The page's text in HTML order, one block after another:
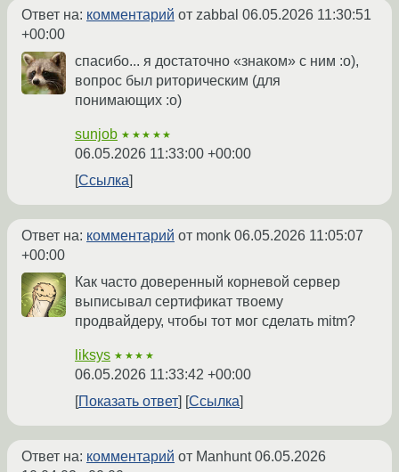
Ответ на: комментарий от zabbal 06.05.2026 11:30:51
+00:00
спасибо... я достаточно «знаком» с ним :о),
вопрос был риторическим (для
понимающих :о)
sunjob ★★★★★
06.05.2026 11:33:00 +00:00
Ссылка
Ответ на: комментарий от monk 06.05.2026 11:05:07
+00:00
Как часто доверенный корневой сервер
выписывал сертификат твоему
продвайдеру, чтобы тот мог сделать mitm?
liksys ★★★★
06.05.2026 11:33:42 +00:00
Показать ответ
Ссылка
Ответ на: комментарий от Manhunt06.05.2026